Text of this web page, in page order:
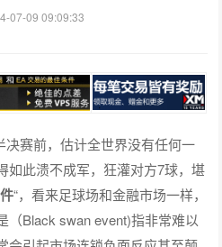
07-09 09:09:33
决赛前，估计全世界没有任何一
如此溃不成军，狂灌对方7球，堪
“，看来足球场和金融市场一样，
（Black swan event)指非常难以